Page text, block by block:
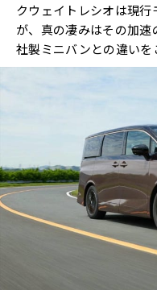
クウェイトレシオは現
が、真の凄みはその加
社製ミニバンとの違いを